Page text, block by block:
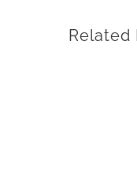
Related